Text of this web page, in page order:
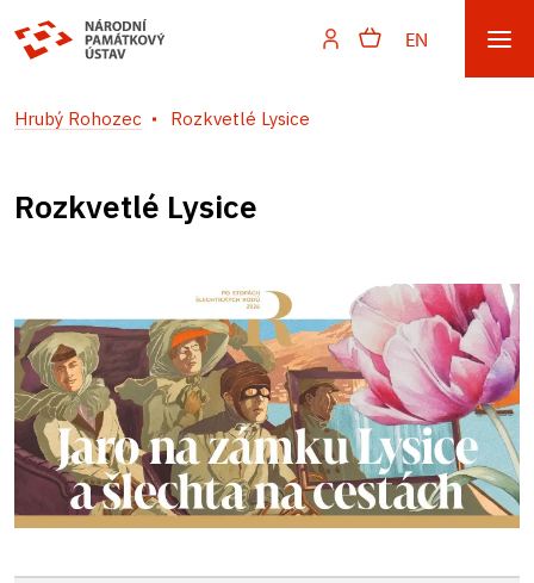
EN
Hrubý Rohozec Rozkvetlé Lysice
Rozkvetlé Lysice